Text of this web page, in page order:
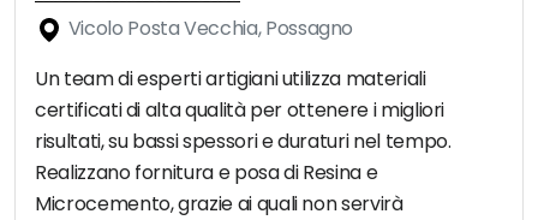
Vicolo Posta Vecchia, Possagno
Un team di esperti artigiani utilizza materiali
certificati di alta qualità per ottenere i migliori
risultati, su bassi spessori e duraturi nel tempo.
Realizzano fornitura e posa di Resina e
Microcemento, grazie ai quali non servirà